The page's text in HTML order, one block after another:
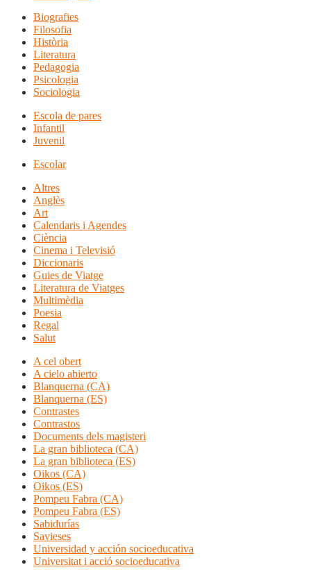
Biografies
Filosofia
Història
Literatura
Pedagogia
Psicologia
Sociologia
Escola de pares
Infantil
Juvenil
Escolar
Altres
Anglès
Art
Calendaris i Agendes
Ciència
Cinema i Televisió
Diccionaris
Guies de Viatge
Literatura de Viatges
Multimèdia
Poesia
Regal
Salut
A cel obert
A cielo abierto
Blanquerna (CA)
Blanquerna (ES)
Contrastes
Contrastos
Documents dels magisteri
La gran biblioteca (CA)
La gran biblioteca (ES)
Oikos (CA)
Oikos (ES)
Pompeu Fabra (CA)
Pompeu Fabra (ES)
Sabidurías
Savieses
Universidad y acción socioeducativa
Universitat i acció socioeducativa